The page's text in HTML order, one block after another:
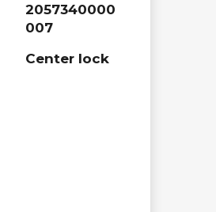
2057340000
007
Center lock